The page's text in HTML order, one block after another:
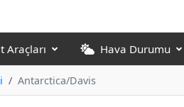
Araçları Hava Durumu
Antarctica/Davis